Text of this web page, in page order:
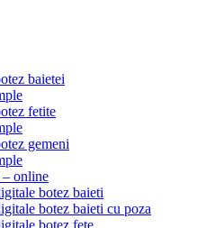
baietei
fetite
gemeni
online
botez baieti
botez baieti cu poza